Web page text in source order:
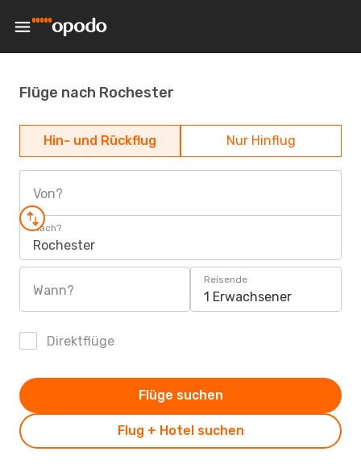
Flüge nach Rochester
Hin- und Rückflug Nur Hinflug
Von?
Nach?
Rochester
Wann?
Reisende
1 Erwachsener
Direktflüge
Flug + Hotel suchen
Flüge suchen